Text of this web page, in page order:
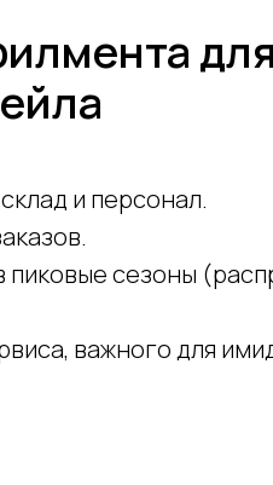
и персонал.
сезоны
важного для